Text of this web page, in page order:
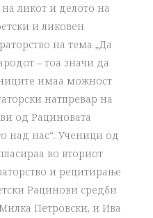
ликот и делото на
и ликовен
на тема „Да
– тоа значи да
имаа можност
натпревар на
од Рациновата
над нас“. Ученици од
во вториот
и рецитирање
Рацинови средби
Петровски, и Ива